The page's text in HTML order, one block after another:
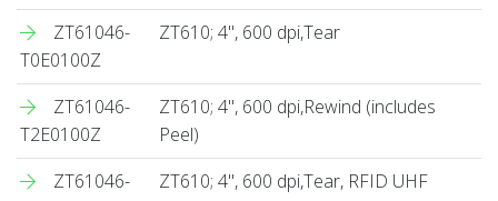
ZT61046-
T0E0100Z
ZT610; 4", 600 dpi,Tear
ZT61046-
T2E0100Z
ZT610; 4", 600 dpi,Rewind (includes
Peel)
ZT61046-
ZT610; 4", 600 dpi,Tear, RFID UHF